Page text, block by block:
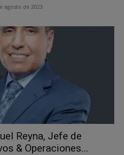
agosto de 2023
Reyna, Jefe de
& Operaciones...